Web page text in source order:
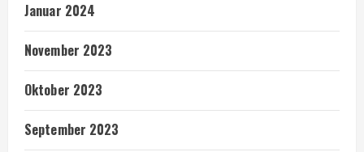
Januar 2024
November 2023
Oktober 2023
September 2023